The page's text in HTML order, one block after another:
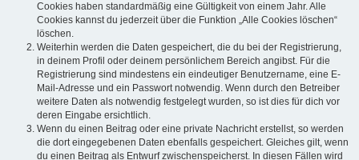
Cookies haben standardmäßig eine Gültigkeit von einem Jahr. Alle
Cookies kannst du jederzeit über die Funktion „Alle Cookies löschen“
löschen.
Weiterhin werden die Daten gespeichert, die du bei der Registrierung,
in deinem Profil oder deinem persönlichem Bereich angibst. Für die
Registrierung sind mindestens ein eindeutiger Benutzername, eine E-
Mail-Adresse und ein Passwort notwendig. Wenn durch den Betreiber
weitere Daten als notwendig festgelegt wurden, so ist dies für dich vor
deren Eingabe ersichtlich.
Wenn du einen Beitrag oder eine private Nachricht erstellst, so werden
die dort eingegebenen Daten ebenfalls gespeichert. Gleiches gilt, wenn
du einen Beitrag als Entwurf zwischenspeicherst. In diesen Fällen wird